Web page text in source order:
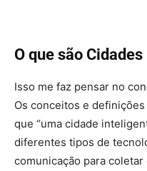
O que são
Isso me faz pensar no
Os conceitos e
que “uma cidade
diferentes tipos de
comunicação para